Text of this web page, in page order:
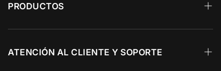
PRODUCTOS
Wagyu
Calidad Prime
ATENCIÓN AL CLIENTE Y SOPORTE